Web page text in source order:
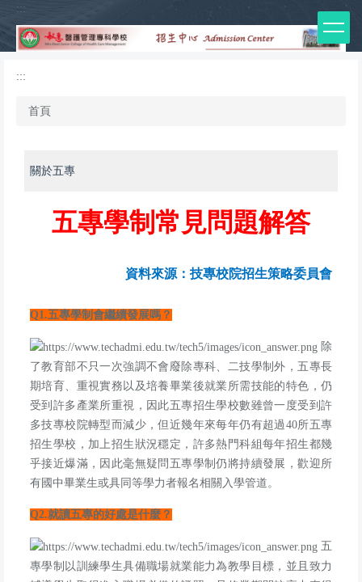
跳
到
內
:::
:::
首頁
關於五專
五專學制常見問題解答
資料來源：技專校院招生策略委員會
Q1.五專學制會繼續發展嗎？
除
了教育部不只一次強調不會廢除專科、二技學制外，五專長
期培育、重視實務以及培養畢業後就業所需技能的特色，仍
受到許多產業所重視，因此五專招生學校數雖曾一度受到許
多技專校院轉型而減少，但近幾年來每年仍有超過40所五專
招生學校，加上招生狀況穩定，許多熱門科組每年招生都幾
乎接近爆滿，因此毫無疑問五專學制仍將持續發展，歡迎所
有國中畢業生或具同等學力者報名相關入學管道。
Q2.就讀五專的好處是什麼？
五
專學制以訓練學生具備職場就業能力為教學目標，並且致力